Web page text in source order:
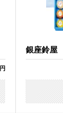
円
銀座鈴屋